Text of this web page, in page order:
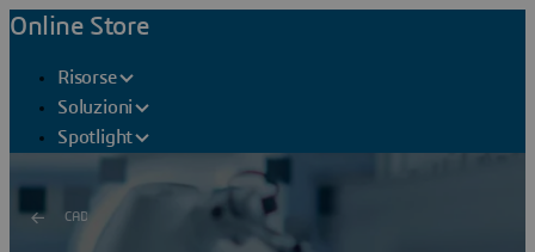
Online Store
Risorse
Soluzioni
Spotlight
CAD